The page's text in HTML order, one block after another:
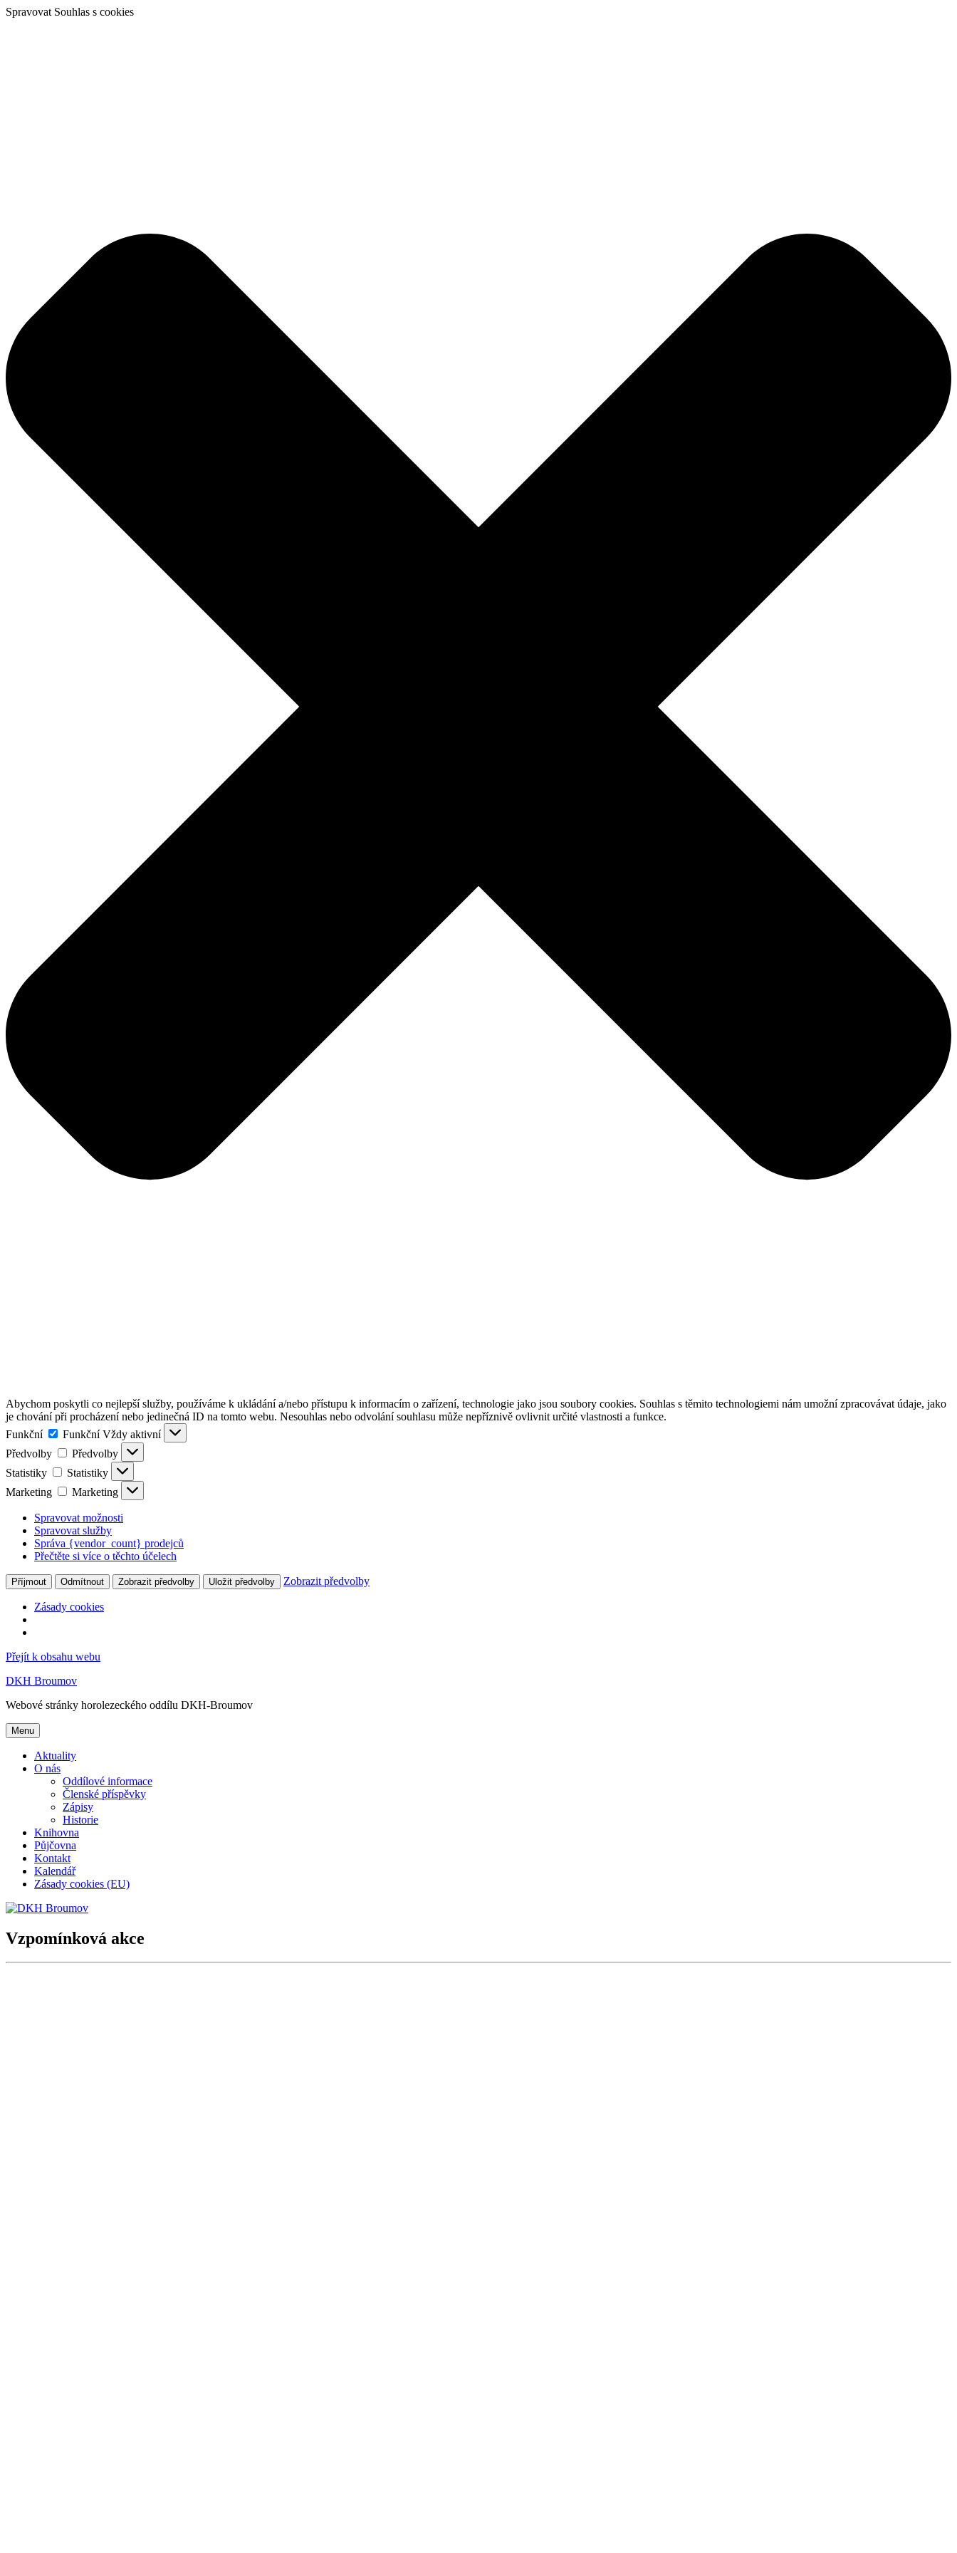
Spravovat Souhlas s cookies
Abychom poskytli co nejlepší služby, používáme k ukládání a/nebo přístupu k informacím o zařízení, technologie jako jsou soubory cookies. Souhlas s těmito technologiemi nám umožní zpracovávat údaje, jako
je chování při procházení nebo jedinečná ID na tomto webu. Nesouhlas nebo odvolání souhlasu může nepříznivě ovlivnit určité vlastnosti a funkce.
Funkční
Funkční Vždy aktivní
Předvolby
Předvolby
Statistiky
Statistiky
Marketing
Marketing
Spravovat možnosti
Spravovat služby
Správa {vendor_count} prodejců
Přečtěte si více o těchto účelech
Příjmout Odmítnout Zobrazit předvolby Uložit předvolby Zobrazit předvolby
Zásady cookies
Přejít k obsahu webu
DKH Broumov
Webové stránky horolezeckého oddílu DKH-Broumov
Menu
Aktuality
O nás
Oddílové informace
Členské příspěvky
Zápisy
Historie
Knihovna
Půjčovna
Kontakt
Kalendář
Zásady cookies (EU)
Vzpomínková akce